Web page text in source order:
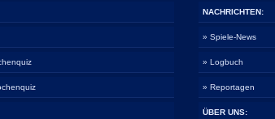
NACHRICHTEN:
» Spiele-News
» Logbuch
» Reportagen
ÜBER UNS: